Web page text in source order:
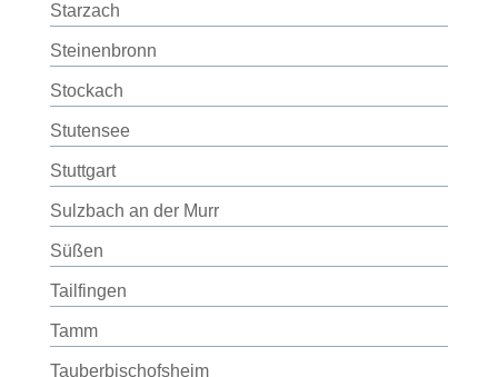
Starzach
Steinenbronn
Stockach
Stutensee
Stuttgart
Sulzbach an der Murr
Süßen
Tailfingen
Tamm
Tauberbischofsheim